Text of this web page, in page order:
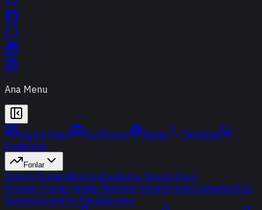
Ana Menu
Günün Özeti Portföyüm Radar
Terminal
Endeksler
Fonlar
Yatırım FonlarıBES FonlarıBorsa Yatırım Fonu
Popüler Fonlar YeniBir Bakışta FonlarPortföy ŞirketleriFon
KarşılaştırmaFon Simülasyonu